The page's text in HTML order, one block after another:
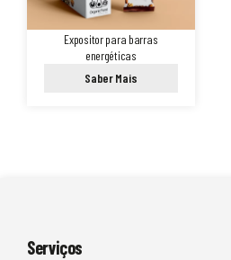
Expositor para barras
energéticas
Saber Mais
Serviços